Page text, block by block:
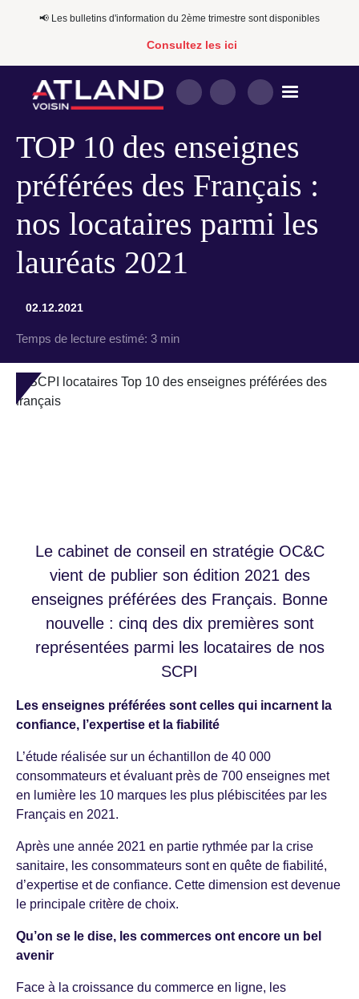
📢​​ Les bulletins d'information du 2ème trimestre sont disponibles
Consultez les ici
TOP 10 des enseignes
préférées des Français :
nos locataires parmi les
lauréats 2021
02.12.2021
Temps de lecture estimé: 3 min
Le cabinet de conseil en stratégie OC&C
vient de publier son édition 2021 des
enseignes préférées des Français. Bonne
nouvelle : cinq des dix premières sont
représentées parmi les locataires de nos
SCPI
Les enseignes préférées sont celles qui incarnent la
confiance, l’expertise et la fiabilité
L’étude réalisée sur un échantillon de 40 000
consommateurs et évaluant près de 700 enseignes met
en lumière les 10 marques les plus plébiscitées par les
Français en 2021.
Après une année 2021 en partie rythmée par la crise
sanitaire, les consommateurs sont en quête de fiabilité,
d’expertise et de confiance. Cette dimension est devenue
le principale critère de choix.
Qu’on se le dise, les commerces ont encore un bel
avenir
Face à la croissance du commerce en ligne, les